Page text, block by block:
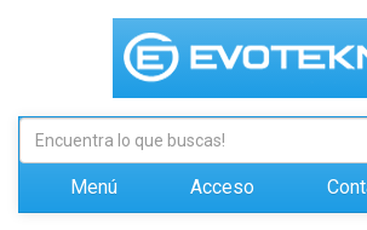
Menú Acceso